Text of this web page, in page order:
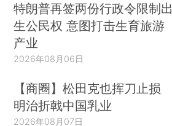
特朗普再签两份行政令限制出
生公民权 意图打击生育旅游
产业
2026年08月06日
【商圈】松田克也挥刀止损
明治折戟中国乳业
2026年08月07日